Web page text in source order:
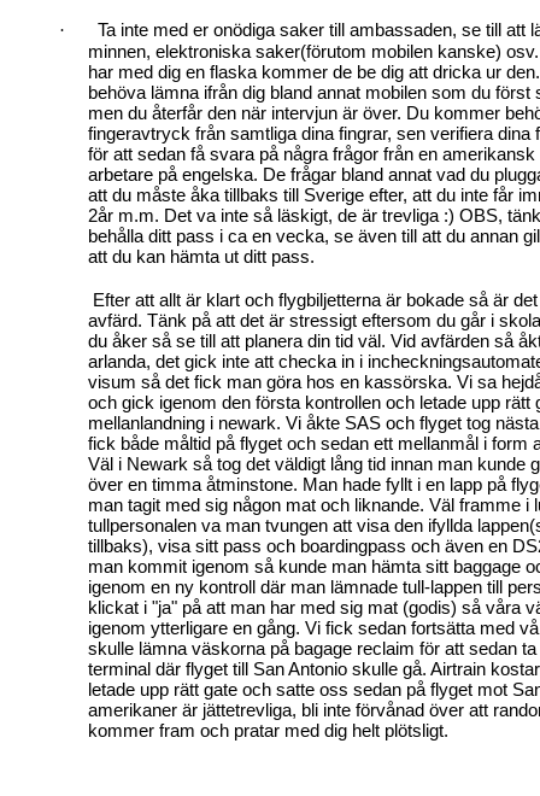
·
Ta inte med er onödiga saker till ambassaden, se till att
minnen, elektroniska saker(förutom mobilen kanske)
har med dig en flaska kommer de be dig att dricka ur
behöva lämna ifrån dig bland annat mobilen som du först
men du återfår den när intervjun är över. Du kommer
fingeravtryck från samtliga dina fingrar, sen verifiera dina
för att sedan få svara på några frågor från en
arbetare på engelska. De frågar bland annat vad du
att du måste åka tillbaks till Sverige efter, att du inte får
2år m.m. Det va inte så läskigt, de är trevliga :) OBS,
behålla ditt pass i ca en vecka, se även till att du annan
att du kan hämta ut ditt pass.
Efter att allt är klart och flygbiljetterna är bokade så är
avfärd. Tänk på att det är stressigt eftersom du går i
du åker så se till att planera din tid väl. Vid avfärden så
arlanda, det gick inte att checka in i
visum så det fick man göra hos en kassörska. Vi sa
och gick igenom den första kontrollen och letade upp rätt
mellanlandning i newark. Vi åkte SAS och flyget tog
fick både måltid på flyget och sedan ett mellanmål i form
Väl i Newark så tog det väldigt lång tid innan man kunde
över en timma åtminstone. Man hade fyllt i en lapp på
man tagit med sig någon mat och liknande. Väl framme i
tullpersonalen va man tvungen att visa den ifyllda
tillbaks), visa sitt pass och boardingpass och även en
man kommit igenom så kunde man hämta sitt baggage
igenom en ny kontroll där man lämnade tull-lappen till
klickat i "ja" på att man har med sig mat (godis) så våra
igenom ytterligare en gång. Vi fick sedan fortsätta med
skulle lämna väskorna på bagage reclaim för att sedan
terminal där flyget till San Antonio skulle gå. Airtrain
letade upp rätt gate och satte oss sedan på flyget mot
amerikaner är jättetrevliga, bli inte förvånad över att
kommer fram och pratar med dig helt plötsligt.